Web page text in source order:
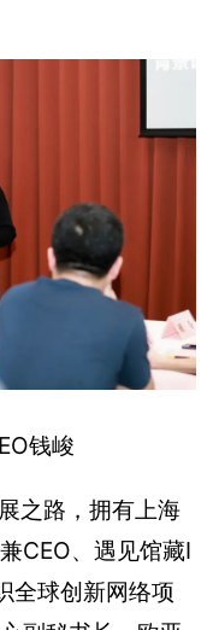
钱峻
之路，拥有上海
CEO、遇见馆藏I
全球创新网络项